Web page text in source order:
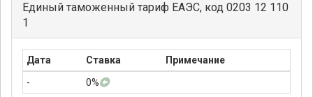
Единый таможенный тариф ЕАЭС, код 0203 12 110
1
Дата Ставка
Примечание
-
0%